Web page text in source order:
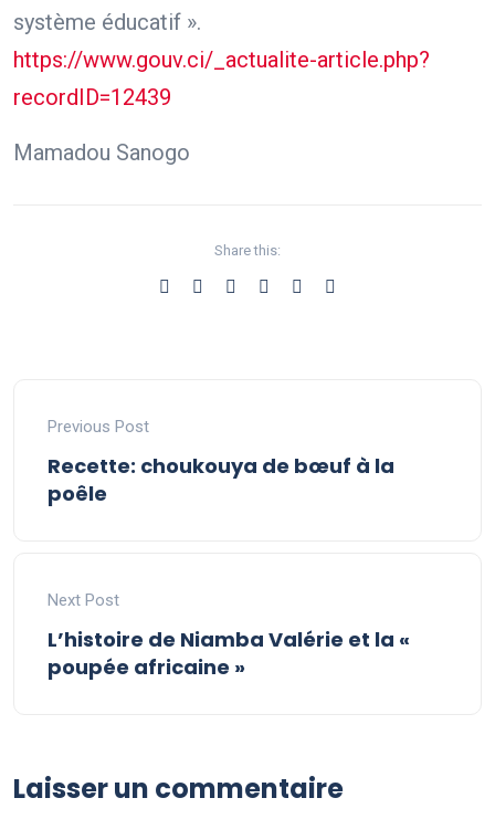
système éducatif ».
https://www.gouv.ci/_actualite-article.php?
recordID=12439
Mamadou Sanogo
Share this:
Previous Post
Recette: choukouya de bœuf à la
poêle
Next Post
L’histoire de Niamba Valérie et la «
poupée africaine »
Laisser un commentaire